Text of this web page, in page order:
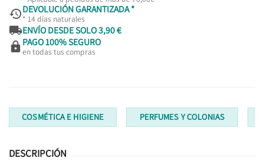
DEVOLUCIÓN GARANTIZADA *
* 14 días naturales
ENVÍO DESDE SOLO 3,90 €
 PAGO 100% SEGURO
en todas tus compras
COSMÉTICA E HIGIENE PERFUMES Y COLONIAS
DESCRIPCIÓN